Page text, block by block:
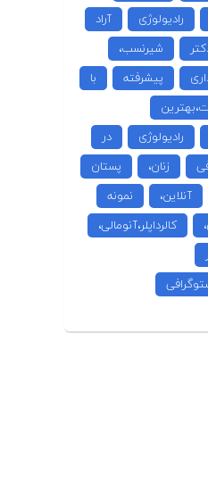
رادیولوژی
آراد
شیرنسب،
پیشرفته
با
رادیولوژی
در
زنان،
پستان
آنلاین،
نمونه
کالرداپلر،آنومالی،